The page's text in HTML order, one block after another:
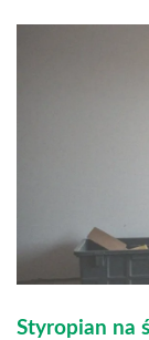
Styropian na